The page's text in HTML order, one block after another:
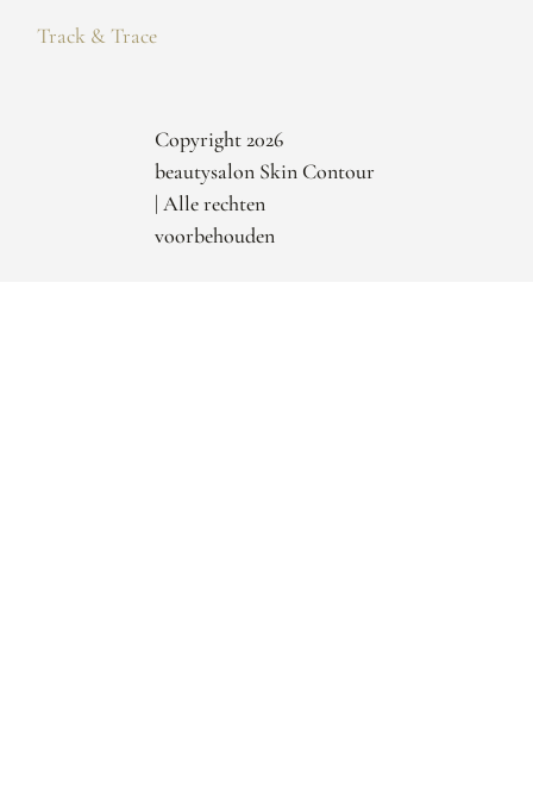
Track & Trace
Copyright 2026
beautysalon Skin Contour
| Alle rechten
voorbehouden